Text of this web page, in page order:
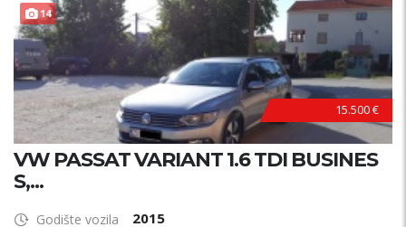
14
15.500 €
VW PASSAT VARIANT 1.6 TDI BUSINES
S,...
Godište vozila 2015